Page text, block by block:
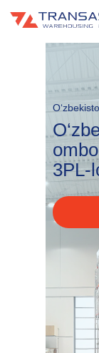
3PL-